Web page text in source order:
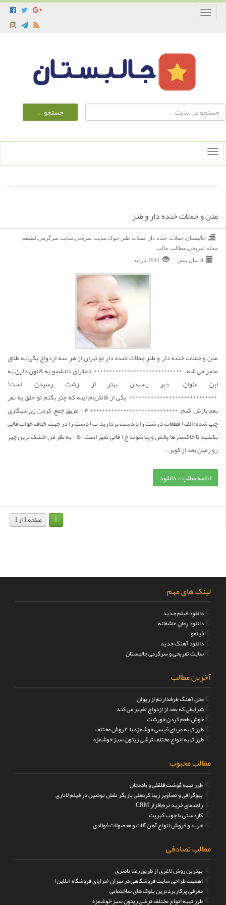
Toggle
Toggle
navigation
متن و جملات خنده دار و طنز
جالبستان, جملات خنده دار , جملات طنز , جوک,سایت تفریحی,سایت سرگرمی,لطیفه,
مجله تفریحی, مطالب جالب
8 سال پیش
1941 بازديد
متن و جملات خنده دار و طنز جملات خنده دار تو تهران از هر سه ازدواج یکی به طلاق
منجر می شه. ***************************** دخترای دانشجو یه قانون دارن به
این عنوان: دیر رسیدن بهتر از زشت رسیدن است!
***************************** یکی از فانتزیام اینه که چتر بکنم تو حلق یه نفر
بعد بازش کنم. ***************************** ۴- طریق جمع کردن زیرسیگاری
چپ شده: الف) قطعات درشت را با دست بردارید ب) دست را در جهت خلاف خواب قالی
بکشید تا خاکسترها پخش و پلا شوند ج) قالی تمیز است ۵- به نظر من خشک ترین چیز
رو زمین بعد از کویر…
ادامه مطلب / دانلود
صفحه 1 از 1 1
لینک های مهم
دانلود فیلم جدید
دانلود رمان عاشقانه
فیلمو
دانلود آهنگ جدید
سایت تفریحی و سرگرمی جالبستان
آخرین مطالب
متن آهنگ طرفدارتم از ریوان
شرایطی که بعد از ازدواج تغییر می کند
خوش طعم کردن خورشت
طرز تهیه مربای قیسی خوشمزه با ۳ روش مختلف
طرز تهیه انواع مختلف ترشی زیتون سبز خوشمزه
مطالب محبوب
طرز تهیه گوشت قلقلی و بادمجان
بیوگرافی و تصاویر زیبا کرمعلی بازیگر نقش نوشین در فیلم لاتاری
راهنمای خرید نرم‌افزار CRM
کاردستی با چوب کبریت
خرید و فروش انواع آهن آلات و محصولات فولادی
مطالب تصادفی
بهترین روش لاغری از طریق رضا ناصری
اهمیت طراحی سایت فروشگاهی در تهران (مزایای فروشگاه آنلاین)
معرفی پرکاربردترین بلوک های ساختمانی
طرز تهیه انواع مختلف ترشی زیتون سبز خوشمزه